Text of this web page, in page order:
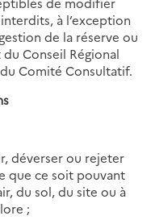
à l’exception
de la réserve ou
Conseil Régional
Comité Consultatif.
déverser ou rejeter
que ce soit pouvant
du sol, du site ou à
;